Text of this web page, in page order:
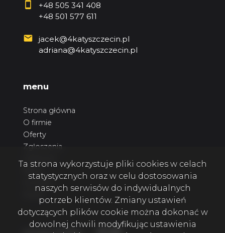
+48 505 341 408
+48 501 577 611
jacek@4katyszczecin.pl
adriana@4katyszczecin.pl
menu
Strona główna
O firmie
Oferty
Zgłoszenia
Kontakt
Ta strona wykorzystuje pliki cookies w celach
statystycznych oraz w celu dostosowania
naszych serwisów do indywidualnych
potrzeb klientów. Zmiany ustawień
dotyczących plików cookie można dokonać w
dowolnej chwili modyfikując ustawienia